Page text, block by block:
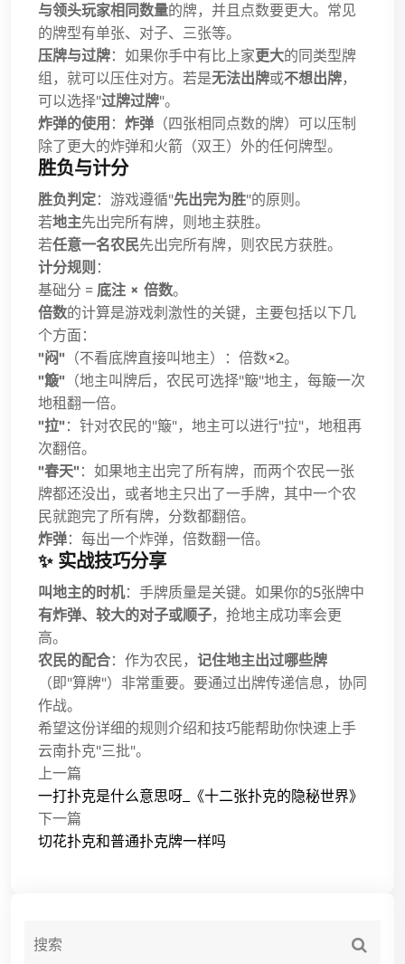
与领头玩家相同数量的牌，并且点数要更大。常见
的牌型有单张、对子、三张等。
压牌与过牌：如果你手中有比上家更大的同类型牌
组，就可以压住对方。若是无法出牌或不想出牌，
可以选择"过牌过牌"。
炸弹的使用 ： 炸弹 （四张相同点数的牌）可以压制
除了更大的炸弹和火箭（双王）外的任何牌型。
胜负与计分
胜负判定：游戏遵循"先出完为胜"的原则。
若地主先出完所有牌，则地主获胜。
若任意一名农民先出完所有牌，则农民方获胜。
计分规则 ：
基础分 = 底注 × 倍数。
倍数的计算是游戏刺激性的关键，主要包括以下几
个方面：
"闷" （不看底牌直接叫地主）：倍数×2。
"簸" （地主叫牌后，农民可选择"簸"地主，每簸一次
地租翻一倍。
"拉"：针对农民的"簸"，地主可以进行"拉"，地租再
次翻倍。
"春天"：如果地主出完了所有牌，而两个农民一张
牌都还没出，或者地主只出了一手牌，其中一个农
民就跑完了所有牌，分数都翻倍。
炸弹：每出一个炸弹，倍数翻一倍。
✨ 实战技巧分享
叫地主的时机：手牌质量是关键。如果你的5张牌中
有炸弹、较大的对子或顺子，抢地主成功率会更
高。
农民的配合：作为农民， 记住地主出过哪些牌
（即"算牌"）非常重要。要通过出牌传递信息，协同
作战。
希望这份详细的规则介绍和技巧能帮助你快速上手
云南扑克"三批"。
上一篇
一打扑克是什么意思呀_《十二张扑克的隐秘世界》
下一篇
切花扑克和普通扑克牌一样吗